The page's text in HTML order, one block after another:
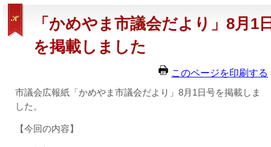
「かめやま市議会だより」8月1
を掲載しました
このページを印刷する
市議会広報紙「かめやま市議会だより」8月1日号を掲載しま
した。
【今回の内容】